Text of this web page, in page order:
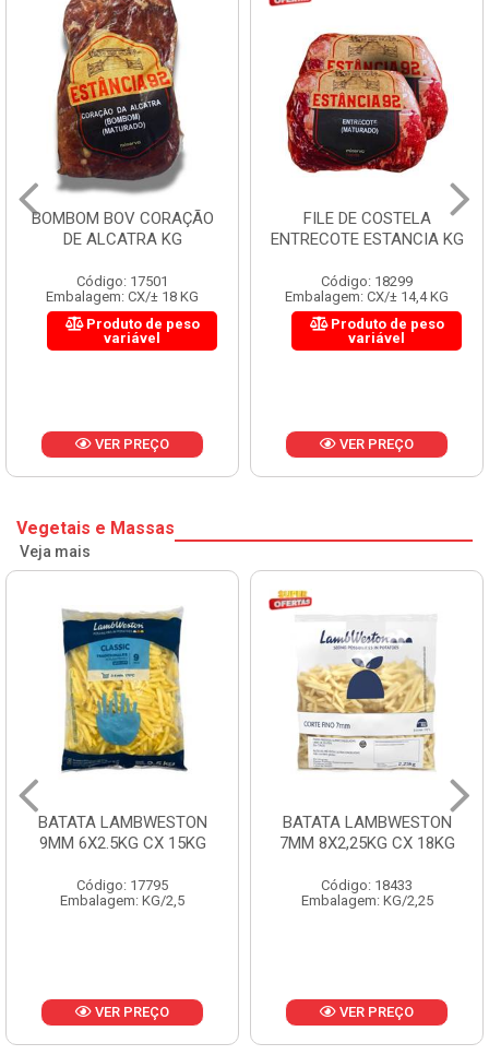
BOMBOM BOV CORAÇÃO
DE ALCATRA KG
Código: 17501
Embalagem: CX/± 18 KG
Produto de peso
variável
VER PREÇO
FILE DE COSTELA
ENTRECOTE ESTANCIA KG
Código: 18299
Embalagem: CX/± 14,4 KG
Produto de peso
variável
VER PREÇO
Vegetais e Massas
Veja mais
BATATA LAMBWESTON
9MM 6X2.5KG CX 15KG
Código: 17795
Embalagem: KG/2,5
VER PREÇO
BATATA LAMBWESTON
7MM 8X2,25KG CX 18KG
Código: 18433
Embalagem: KG/2,25
VER PREÇO